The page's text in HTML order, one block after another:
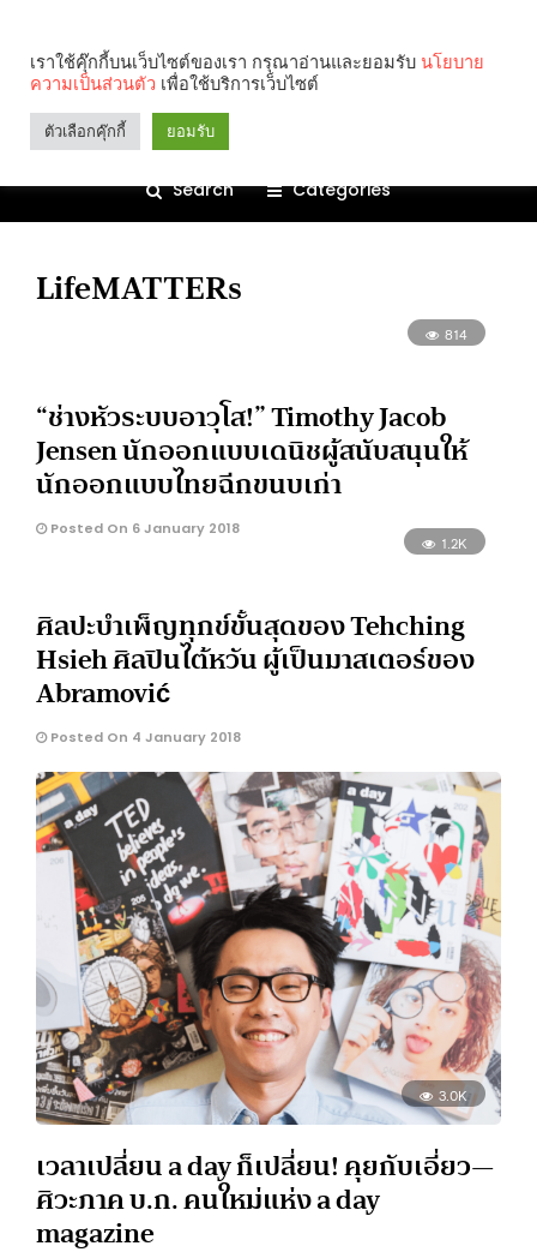
Search Categories
LifeMATTERs
814
“ช่างหัวระบบอาวุโส!” Timothy Jacob
Jensen นักออกแบบเดนิชผู้สนับสนุนให้
นักออกแบบไทยฉีกขนบเก่า
Posted On 6 January 2018
1.2K
ศิลปะบำเพ็ญทุกข์ขั้นสุดของ Tehching
Hsieh ศิลปินไต้หวัน ผู้เป็นมาสเตอร์ของ
Abramović
Posted On 4 January 2018
3.0K
เวลาเปลี่ยน a day ก็เปลี่ยน! คุยกับเอี่ยว—
ศิวะภาค บ.ก. คนใหม่แห่ง a day
magazine
เราใช้คุ๊กกี้บนเว็บไซต์ของเรา กรุณาอ่านและยอมรับ นโยบาย
ความเป็นส่วนตัว เพื่อใช้บริการเว็บไซต์
ตัวเลือกคุ๊กกี้ ยอมรับ